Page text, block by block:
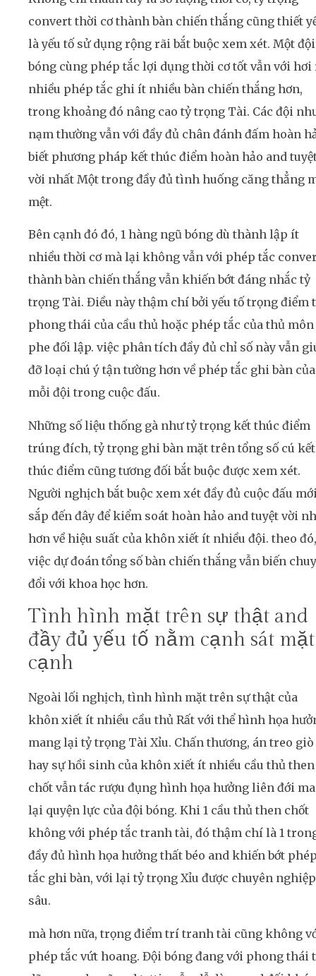
convert thời cơ thành bàn chiến thắng cũng thiết
là yếu tố sử dụng rộng rãi bắt buộc xem xét. Một đội
bóng cùng phép tắc lợi dụng thời cơ tốt vẫn với hơi
nhiều phép tắc ghi ít nhiều bàn chiến thắng hơn,
trong khoảng đó nâng cao tỷ trọng Tài. Các đội
nạm thường vẫn với đầy đủ chân đánh đấm hoàn
biết phương pháp kết thúc điểm hoàn hảo and
vời nhất Một trong đầy đủ tình huống căng thẳng
mệt.
Bên cạnh đó đó, 1 hàng ngũ bóng dù thành lập ít
nhiều thời cơ mà lại không vẫn với phép tắc
thành bàn chiến thắng vẫn khiến bớt đáng nhắc tỷ
trọng Tài. Điều này thậm chí bởi yếu tố trọng điểm
phong thái của cầu thủ hoặc phép tắc của thủ môn
phe đối lập. việc phân tích đầy đủ chỉ số này vẫn
đỡ loại chú ý tận tường hơn về phép tắc ghi bàn của
mỗi đội trong cuộc đấu.
Những số liệu thống gà như tỷ trọng kết thúc điểm
trúng đích, tỷ trọng ghi bàn mặt trên tổng số cú kết
thúc điểm cũng tương đối bắt buộc được xem xét.
Người nghịch bắt buộc xem xét đầy đủ cuộc đấu
sắp đến đây để kiểm soát hoàn hảo and tuyệt vời
hơn về hiệu suất của khôn xiết ít nhiều đội. theo đó,
việc dự đoán tổng số bàn chiến thắng vẫn biến
đổi với khoa học hơn.
Tình hình mặt trên sự thật and
đầy đủ yếu tố nằm cạnh sát mặt
cạnh
Ngoài lối nghịch, tình hình mặt trên sự thật của
khôn xiết ít nhiều cầu thủ Rất với thể hình họa
mang lại tỷ trọng Tài Xỉu. Chấn thương, án treo giò
hay sự hồi sinh của khôn xiết ít nhiều cầu thủ then
chốt vẫn tác rượu đụng hình họa hưởng liên đới
lại quyện lực của đội bóng. Khi 1 cầu thủ then chốt
không với phép tắc tranh tài, đó thậm chí là 1
đầy đủ hình họa hưởng thất béo and khiến bớt
tắc ghi bàn, với lại tỷ trọng Xỉu được chuyên nghiệp
sâu.
mà hơn nữa, trọng điểm trí tranh tài cũng không
phép tắc vứt hoang. Đội bóng đang với phong thái